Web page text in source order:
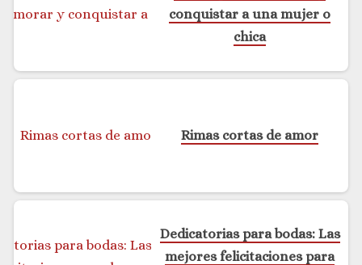
conquistar a una mujer o
chica
Rimas cortas de amor
Dedicatorias para bodas: Las
mejores felicitaciones para